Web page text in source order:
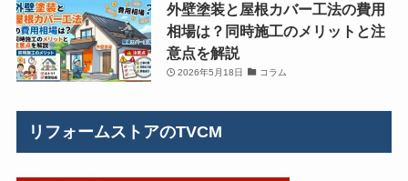
外壁塗装と屋根カバー工法の費用
相場は？同時施工のメリットと注
意点を解説
2026年5月18日 コラム
リフォームストアのTVCM